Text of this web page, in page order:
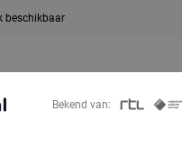
leden
Bekend van: